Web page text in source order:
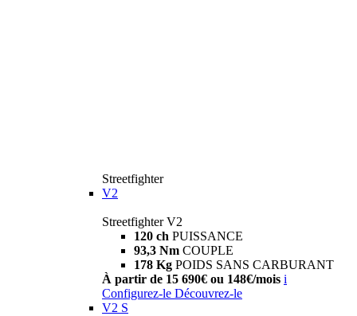
Streetfighter
V2
Streetfighter V2
120 ch PUISSANCE
93,3 Nm COUPLE
178 Kg POIDS SANS CARBURANT
À partir de 15 690€ ou 148€/mois i
Configurez-le Découvrez-le
V2 S